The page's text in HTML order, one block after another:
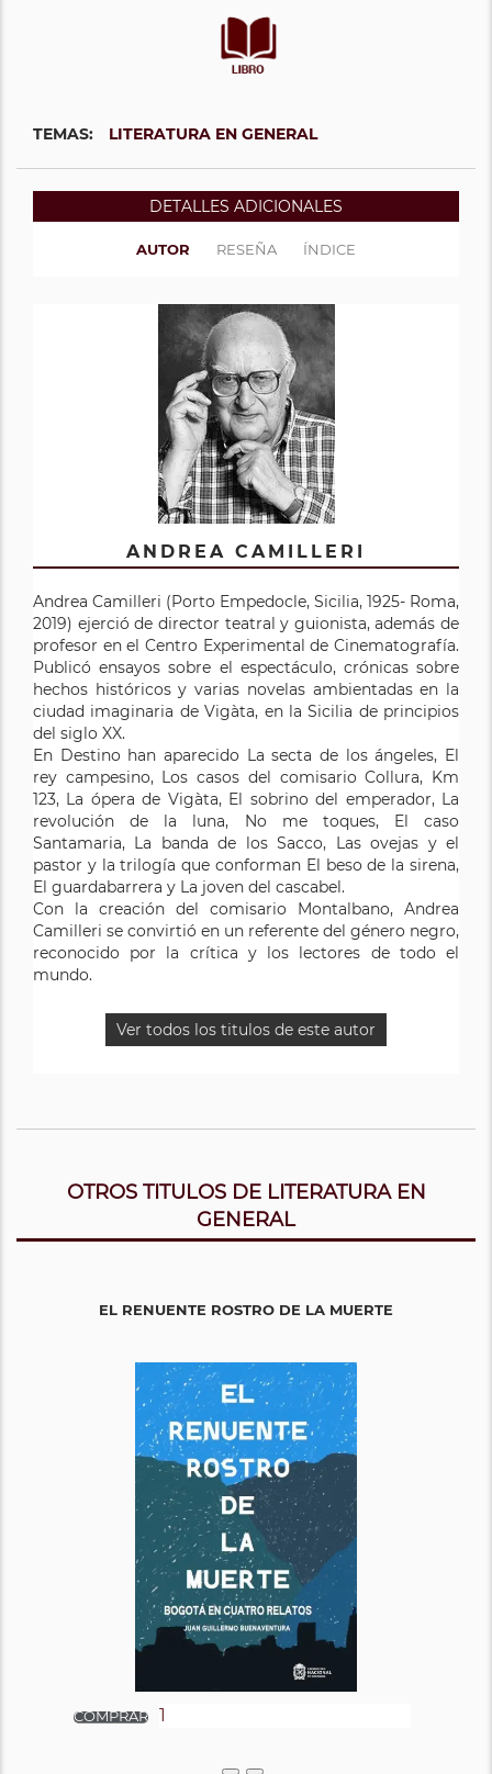
TEMAS: LITERATURA EN GENERAL
DETALLES ADICIONALES
AUTOR RESEÑA ÍNDICE
ANDREA CAMILLERI
Andrea Camilleri (Porto Empedocle, Sicilia, 1925- Roma,
2019) ejerció de director teatral y guionista, además de
profesor en el Centro Experimental de Cinematografía.
Publicó ensayos sobre el espectáculo, crónicas sobre
hechos históricos y varias novelas ambientadas en la
ciudad imaginaria de Vigàta, en la Sicilia de principios
del siglo XX.
En Destino han aparecido La secta de los ángeles, El
rey campesino, Los casos del comisario Collura, Km
123, La ópera de Vigàta, El sobrino del emperador, La
revolución de la luna, No me toques, El caso
Santamaria, La banda de los Sacco, Las ovejas y el
pastor y la trilogía que conforman El beso de la sirena,
El guardabarrera y La joven del cascabel.
Con la creación del comisario Montalbano, Andrea
Camilleri se convirtió en un referente del género negro,
reconocido por la crítica y los lectores de todo el
mundo.
Ver todos los titulos de este autor
OTROS TITULOS DE LITERATURA EN
GENERAL
EL RENUENTE ROSTRO DE LA MUERTE